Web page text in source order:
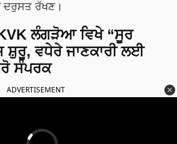
ਦਰੁਸਤ ਰੱਖਣ।
ਲੰਗੜੋਆ ਵਿਖੇ “ਸੂਰ
ਸ਼ੁਰੂ, ਵਧੇਰੇ ਜਾਣਕਾਰੀ ਲਈ
ਸੰਪਰਕ
ADVERTISEMENT